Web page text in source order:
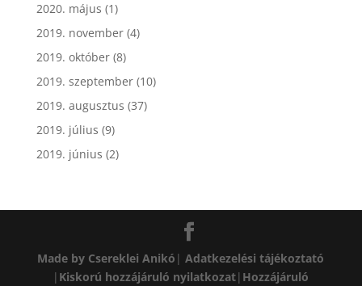
2020. május (1)
2019. november(4)
2019. október(8)
2019. szeptember(10)
2019. augusztus (37)
2019. július (9)
2019. június (2)
Made by Csereklei Anikó |Adatkezelési tájékoztató
| Kiskorú hozzájáruló nyilatkozat| Hozzájáruló